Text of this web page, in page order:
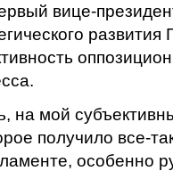
вице-
на мой
получило все-
особенно